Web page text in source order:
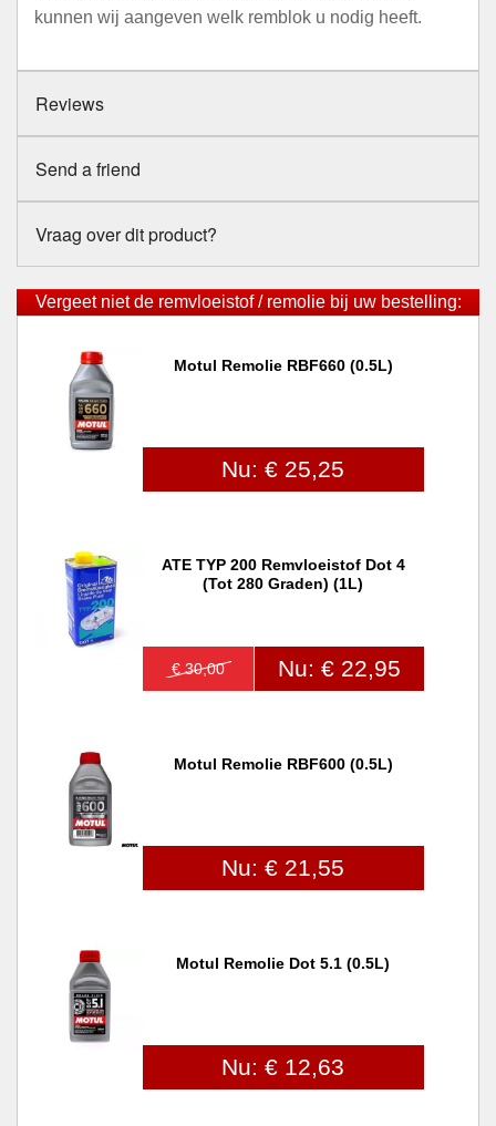
kunnen wij aangeven welk remblok u nodig heeft.
Reviews
Send a friend
Vraag over dit product?
Vergeet niet de remvloeistof / remolie bij uw bestelling:
Motul Remolie RBF660 (0.5L)
Nu: € 25,25
ATE TYP 200 Remvloeistof Dot 4
(tot 280 Graden) (1L)
€ 30,00 Nu: € 22,95
Motul Remolie RBF600 (0.5L)
Nu: € 21,55
Motul Remolie Dot 5.1 (0.5L)
Nu: € 12,63